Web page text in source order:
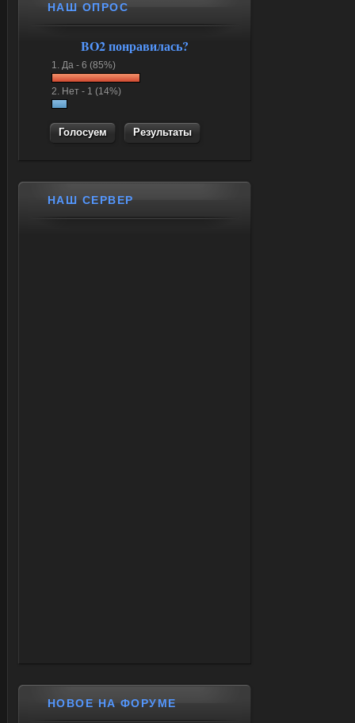
НАШ ОПРОС
BO2 понравилась?
1. Да - 6 (85%)
2. Нет - 1 (14%)
Результаты
НАШ СЕРВЕР
НОВОЕ НА ФОРУМЕ